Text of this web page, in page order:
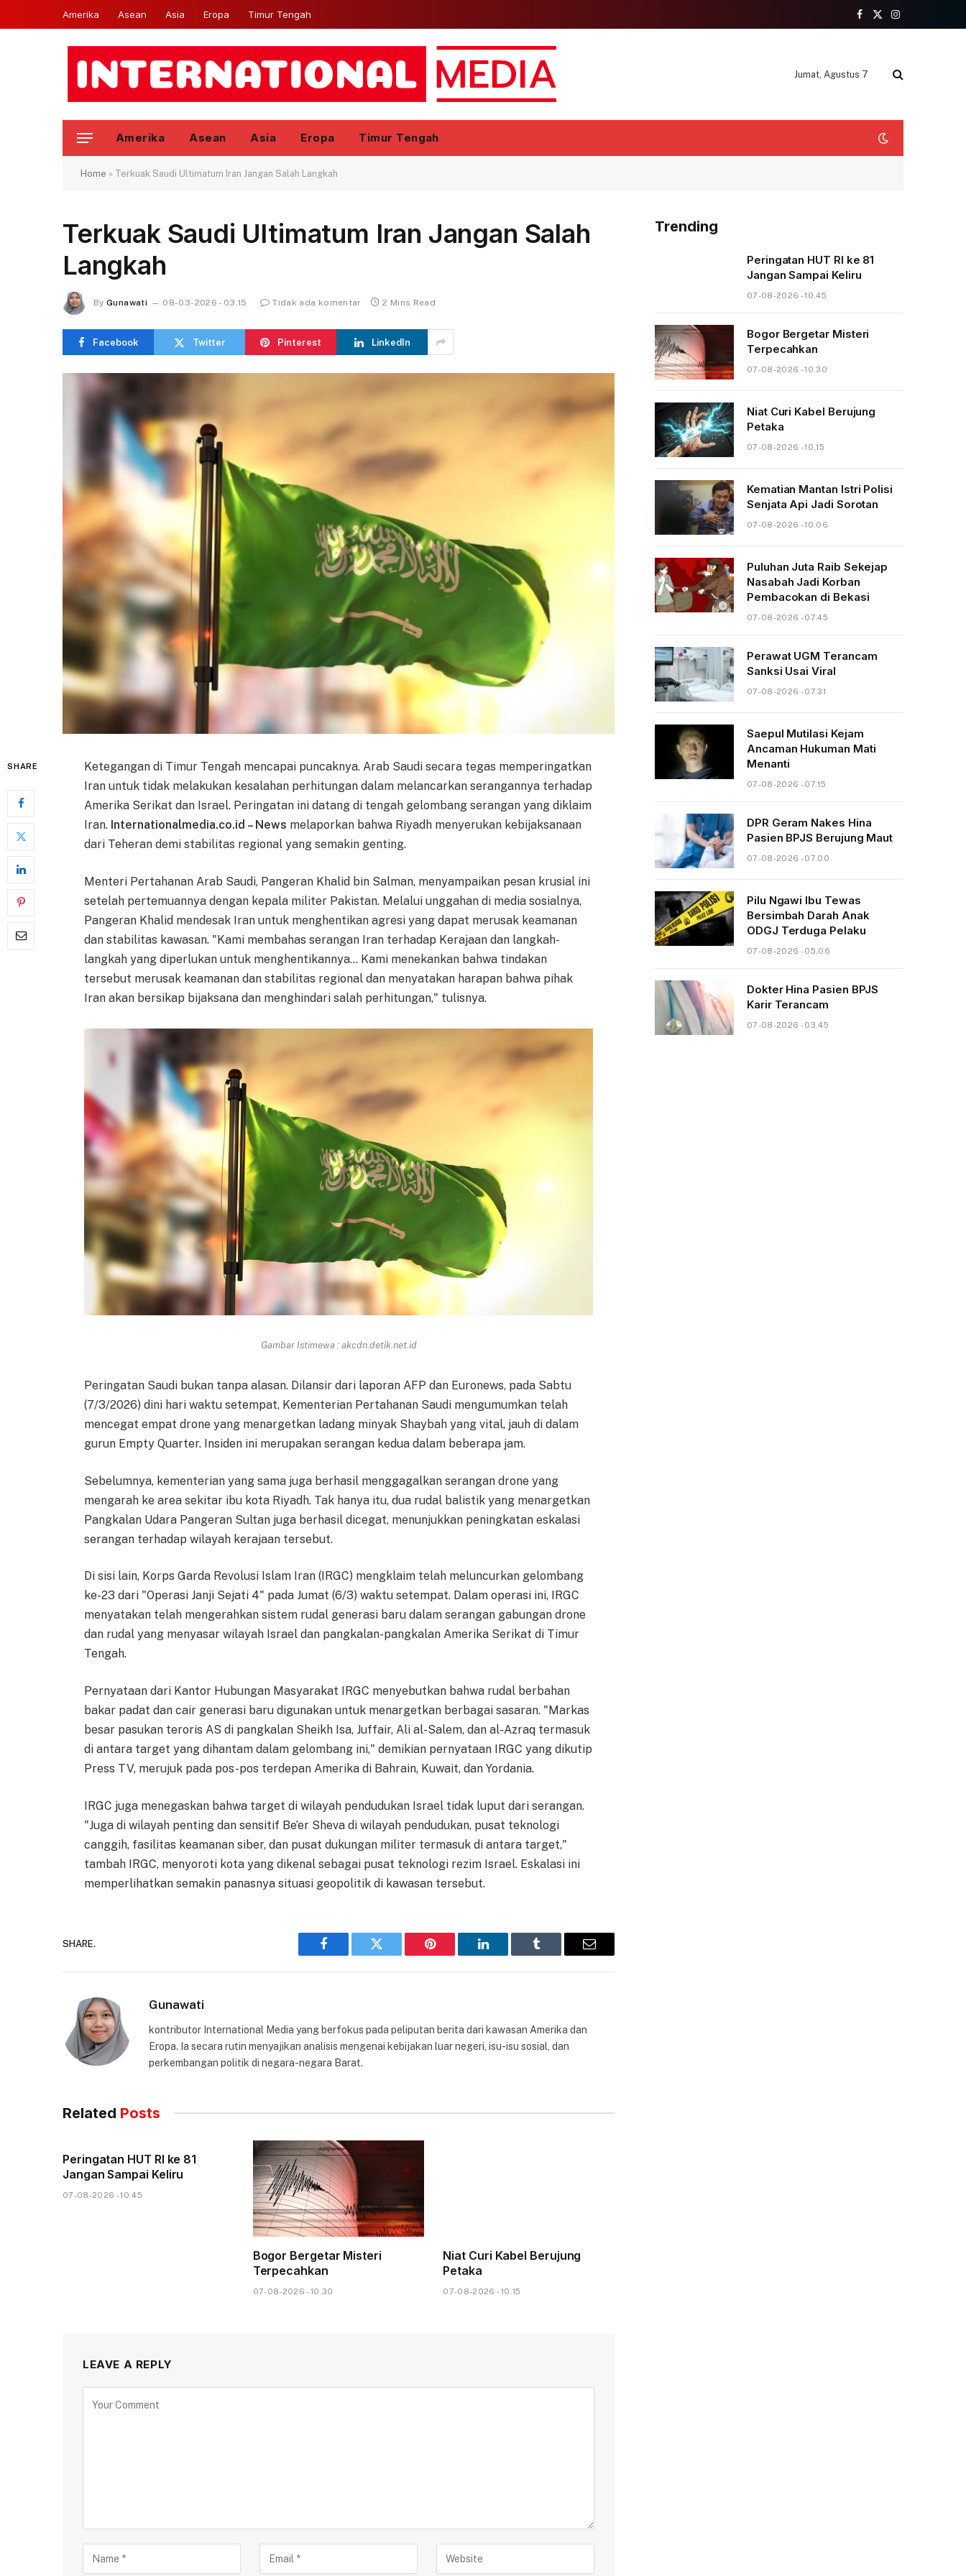
Amerika Asean Asia Eropa Timur Tengah
Facebook
X
Instagram
Jumat, Agustus 7
Amerika Asean Asia Eropa Timur Tengah
Home » Terkuak Saudi Ultimatum Iran Jangan Salah Langkah
Terkuak Saudi Ultimatum Iran Jangan Salah
Langkah
By Gunawati 08-03-2026 - 03.15 Tidak ada komentar 2 Mins Read
Facebook Twitter Pinterest LinkedIn
SHARE
Ketegangan di Timur Tengah mencapai puncaknya. Arab Saudi secara tegas memperingatkan
Iran untuk tidak melakukan kesalahan perhitungan dalam melancarkan serangannya terhadap
Amerika Serikat dan Israel. Peringatan ini datang di tengah gelombang serangan yang diklaim
Iran. Internationalmedia.co.id – News melaporkan bahwa Riyadh menyerukan kebijaksanaan
dari Teheran demi stabilitas regional yang semakin genting.
Menteri Pertahanan Arab Saudi, Pangeran Khalid bin Salman, menyampaikan pesan krusial ini
setelah pertemuannya dengan kepala militer Pakistan. Melalui unggahan di media sosialnya,
Pangeran Khalid mendesak Iran untuk menghentikan agresi yang dapat merusak keamanan
dan stabilitas kawasan. "Kami membahas serangan Iran terhadap Kerajaan dan langkah-
langkah yang diperlukan untuk menghentikannya… Kami menekankan bahwa tindakan
tersebut merusak keamanan dan stabilitas regional dan menyatakan harapan bahwa pihak
Iran akan bersikap bijaksana dan menghindari salah perhitungan," tulisnya.
Gambar Istimewa : akcdn.detik.net.id
Peringatan Saudi bukan tanpa alasan. Dilansir dari laporan AFP dan Euronews, pada Sabtu
(7/3/2026) dini hari waktu setempat, Kementerian Pertahanan Saudi mengumumkan telah
mencegat empat drone yang menargetkan ladang minyak Shaybah yang vital, jauh di dalam
gurun Empty Quarter. Insiden ini merupakan serangan kedua dalam beberapa jam.
Sebelumnya, kementerian yang sama juga berhasil menggagalkan serangan drone yang
mengarah ke area sekitar ibu kota Riyadh. Tak hanya itu, dua rudal balistik yang menargetkan
Pangkalan Udara Pangeran Sultan juga berhasil dicegat, menunjukkan peningkatan eskalasi
serangan terhadap wilayah kerajaan tersebut.
Di sisi lain, Korps Garda Revolusi Islam Iran (IRGC) mengklaim telah meluncurkan gelombang
ke-23 dari "Operasi Janji Sejati 4" pada Jumat (6/3) waktu setempat. Dalam operasi ini, IRGC
menyatakan telah mengerahkan sistem rudal generasi baru dalam serangan gabungan drone
dan rudal yang menyasar wilayah Israel dan pangkalan-pangkalan Amerika Serikat di Timur
Tengah.
Pernyataan dari Kantor Hubungan Masyarakat IRGC menyebutkan bahwa rudal berbahan
bakar padat dan cair generasi baru digunakan untuk menargetkan berbagai sasaran. "Markas
besar pasukan teroris AS di pangkalan Sheikh Isa, Juffair, Ali al-Salem, dan al-Azraq termasuk
di antara target yang dihantam dalam gelombang ini," demikian pernyataan IRGC yang dikutip
Press TV, merujuk pada pos-pos terdepan Amerika di Bahrain, Kuwait, dan Yordania.
IRGC juga menegaskan bahwa target di wilayah pendudukan Israel tidak luput dari serangan.
"Juga di wilayah penting dan sensitif Be’er Sheva di wilayah pendudukan, pusat teknologi
canggih, fasilitas keamanan siber, dan pusat dukungan militer termasuk di antara target,"
tambah IRGC, menyoroti kota yang dikenal sebagai pusat teknologi rezim Israel. Eskalasi ini
memperlihatkan semakin panasnya situasi geopolitik di kawasan tersebut.
SHARE.
Facebook Twitter Pinterest LinkedIn Tumblr Email
Gunawati
kontributor International Media yang berfokus pada peliputan berita dari kawasan Amerika dan
Eropa. Ia secara rutin menyajikan analisis mengenai kebijakan luar negeri, isu-isu sosial, dan
perkembangan politik di negara-negara Barat.
Related Posts
Peringatan HUT RI ke 81
Jangan Sampai Keliru
07-08-2026 - 10.45
Bogor Bergetar Misteri
Terpecahkan
07-08-2026 - 10.30
Niat Curi Kabel Berujung
Petaka
07-08-2026 - 10.15
LEAVE A REPLY
Trending
Peringatan HUT RI ke 81
Jangan Sampai Keliru
07-08-2026 - 10.45
Bogor Bergetar Misteri
Terpecahkan
07-08-2026 - 10.30
Niat Curi Kabel Berujung
Petaka
07-08-2026 - 10.15
Kematian Mantan Istri Polisi
Senjata Api Jadi Sorotan
07-08-2026 - 10.06
Puluhan Juta Raib Sekejap
Nasabah Jadi Korban
Pembacokan di Bekasi
07-08-2026 - 07.45
Perawat UGM Terancam
Sanksi Usai Viral
07-08-2026 - 07.31
Saepul Mutilasi Kejam
Ancaman Hukuman Mati
Menanti
07-08-2026 - 07.15
DPR Geram Nakes Hina
Pasien BPJS Berujung Maut
07-08-2026 - 07.00
Pilu Ngawi Ibu Tewas
Bersimbah Darah Anak
ODGJ Terduga Pelaku
07-08-2026 - 05.06
Dokter Hina Pasien BPJS
Karir Terancam
07-08-2026 - 03.45